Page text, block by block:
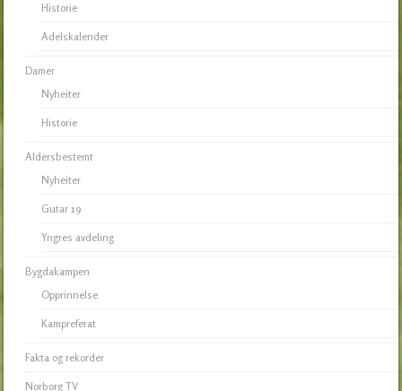
Historie
Adelskalender
Damer
Nyheiter
Historie
Aldersbestemt
Nyheiter
Gutar 19
Yngres avdeling
Bygdakampen
Opprinnelse
Kampreferat
Fakta og rekorder
Norborg TV